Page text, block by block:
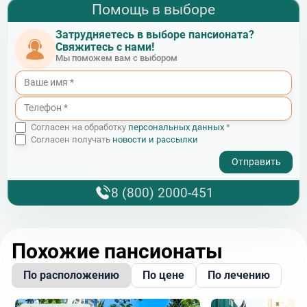
Помощь в выборе
Затрудняетесь в выборе пансионата?
Свяжитесь с нами!
Мы поможем вам с выбором
Согласен на обработку персональных данных *
Согласен получать новости и рассылки
8 (800) 2000-451
Похожие пансионаты
По расположению По цене По лечению